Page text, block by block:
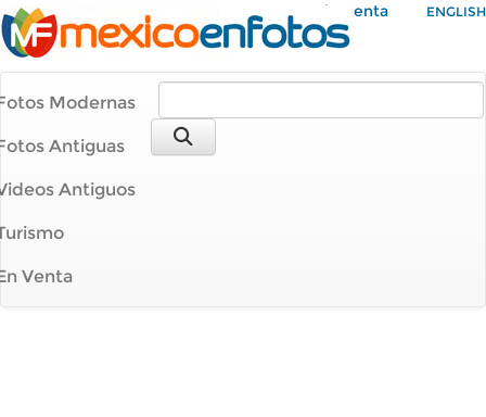
Mi Cuenta ENGLISH
Modernas
Antiguas
Antiguos
Venta